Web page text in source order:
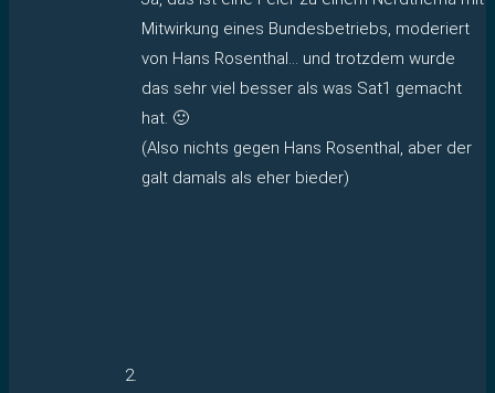
Mitwirkung eines Bundesbetriebs, moderiert
von Hans Rosenthal… und trotzdem wurde
das sehr viel besser als was Sat1 gemacht
hat. 🙂
(Also nichts gegen Hans Rosenthal, aber der
galt damals als eher bieder)